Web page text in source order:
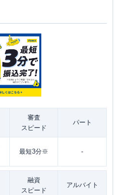
審査
スピード
パート
最短3分※ -
融資
スピード
アルバイト